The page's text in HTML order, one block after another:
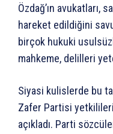
Özdağ’ın avukatları,
hareket edildiğini
birçok hukuki
mahkeme, delilleri
Siyasi kulislerde bu
Zafer Partisi yetkilileri,
açıkladı. Parti